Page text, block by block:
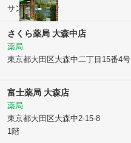
サンパレス1階
さくら薬局 大森中店
薬局
東京都大田区大森中二丁目15番4号
富士薬局 大森店
薬局
東京都大田区大森中2-15-8
1階